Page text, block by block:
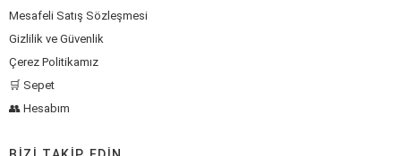
Mesafeli Satış Sözleşmesi
Gizlilik ve Güvenlik
Çerez Politikamız
🛒 Sepet
👥 Hesabım